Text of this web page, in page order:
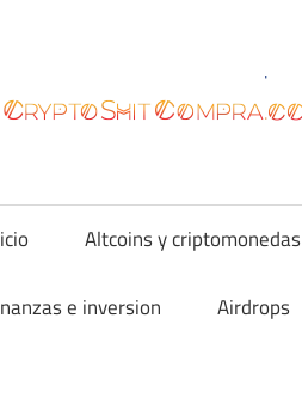
Altcoins y criptomonedas
e inversion Airdrops